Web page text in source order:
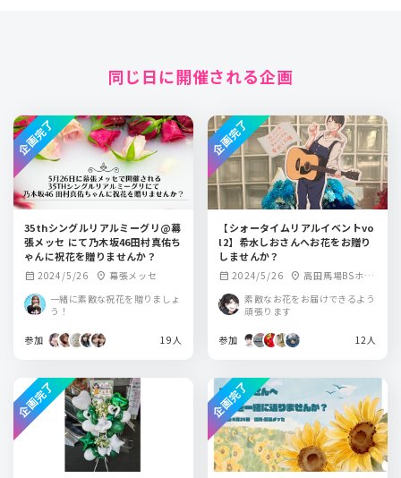
同じ日に開催される企画
35thシングルリアルミーグリ@幕
張メッセ にて乃木坂46田村真佑ち
ゃんに祝花を贈りませんか？
calendar_month 2024/5/26 location_on 幕張メッセ
一緒に素敵な祝花を贈りましょ
う！
参加 19人
企画完了
【シォータイムリアルイベントvo
l2】希水しおさんへお花をお贈り
しませんか？
calendar_month 2024/5/26 location_on 高田馬場BSホー
素敵なお花をお届けできるよう
頑張ります
参加 12人
企画完了
企画完了 企画完了